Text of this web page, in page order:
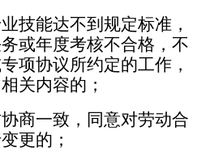
技能达不到规定标准，
或年度考核不合格，不
项协议所约定的工作，
关内容的；
协商一致，同意对劳动合
更的；